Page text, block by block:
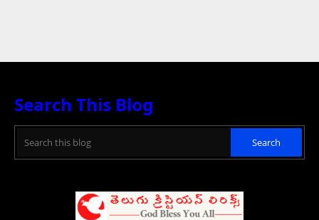
Search This Blog